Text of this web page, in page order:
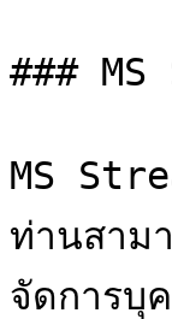
###
MS
ท่านสาม
จัดการบุ